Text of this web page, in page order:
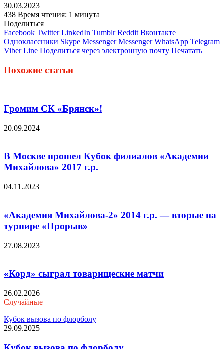
30.03.2023
438 Время чтения: 1 минута
Поделиться
Facebook Twitter LinkedIn Tumblr Reddit Вконтакте
Одноклассники Skype Messenger Messenger WhatsApp Telegram
Viber Line Поделиться через электронную почту Печатать
Похожие статьи
Громим СК «Брянск»!
20.09.2024
В Москве прошел Кубок филиалов «Академии
Михайлова» 2017 г.р.
04.11.2023
«Академия Михайлова-2» 2014 г.р. — вторые на
турнире «Прорыв»
27.08.2023
«Корд» сыграл товарищеские матчи
26.02.2026
Случайные
Кубок вызова по флорболу
29.09.2025